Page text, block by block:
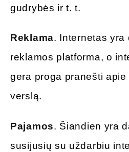
gudrybės ir t. t.
Reklama. Internetas yra
reklamos platforma, o
gera proga pranešti
verslą.
Pajamos. Šiandien yra
susijusių su uždarbiu